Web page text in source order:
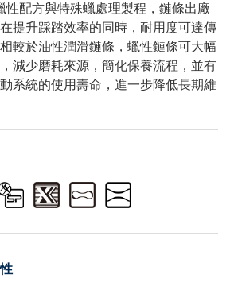
性配方與特殊蠟處理製程，鏈條出廠
提升踩踏效率的同時，耐用度可達傳
較於油性潤滑鏈條，蠟性鏈條可大幅
減少磨耗來源，簡化保養流程，並有
系統的使用壽命，進一步降低長期維